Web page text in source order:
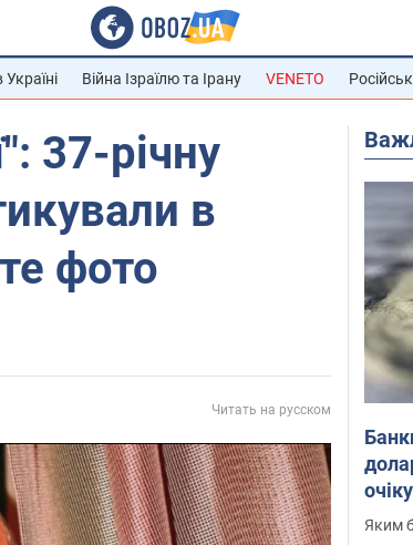
Україні Війна Ізраїлю та Ірану VENETO
37-річну
в
фото
Читать на русском
Яким